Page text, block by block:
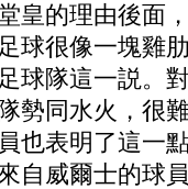
的理由後面
球很像一塊雞
球隊這一説。
勢同水火，很
也表明了這一
自威爾士的球